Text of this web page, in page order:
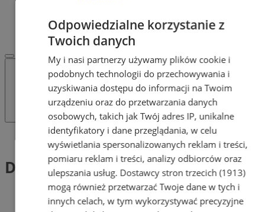
REKLAMA
WSPÓŁPRACA
Tag: Dzień Zdrowia i Urody
Dzień Zdrowia i Urody (1)
Odpowiedzialne korzystanie z
Twoich danych
My i nasi partnerzy używamy plików cookie i
podobnych technologii do przechowywania i
uzyskiwania dostępu do informacji na Twoim
urządzeniu oraz do przetwarzania danych
osobowych, takich jak Twój adres IP, unikalne
identyfikatory i dane przeglądania, w celu
wyświetlania spersonalizowanych reklam i treści,
pomiaru reklam i treści, analizy odbiorców oraz
ulepszania usług. Dostawcy stron trzecich (1913)
mogą również przetwarzać Twoje dane w tych i
innych celach, w tym wykorzystywać precyzyjne